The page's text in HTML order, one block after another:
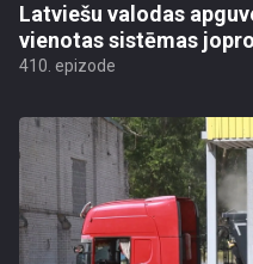
Latviešu valodas
vienotas sistēmas
410. epizode